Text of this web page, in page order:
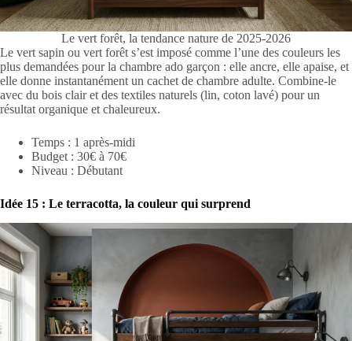
Le vert forêt, la tendance nature de 2025-2026
Le vert sapin ou vert forêt s’est imposé comme l’une des couleurs les
plus demandées pour la chambre ado garçon : elle ancre, elle apaise, et
elle donne instantanément un cachet de chambre adulte. Combine-le
avec du bois clair et des textiles naturels (lin, coton lavé) pour un
résultat organique et chaleureux.
Temps : 1 après-midi
Budget : 30€ à 70€
Niveau : Débutant
Idée 15 : Le terracotta, la couleur qui surprend